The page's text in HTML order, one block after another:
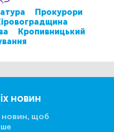
Прокурори
Кропивницький
новин
новин, щоб